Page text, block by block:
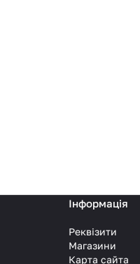
Інформація
Реквізити
Магазини
Карта сайта